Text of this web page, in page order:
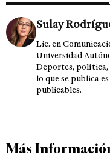
Sulay
Lic. en
Universidad
Deportes,
lo que se publica
publicables.
Más